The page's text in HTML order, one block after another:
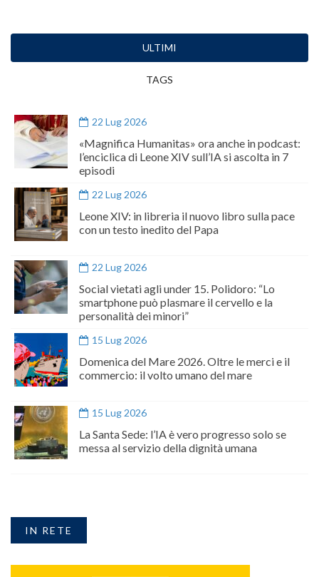
ULTIMI
TAGS
22 Lug 2026
«Magnifica Humanitas» ora anche in podcast:
l’enciclica di Leone XIV sull’IA si ascolta in 7
episodi
22 Lug 2026
Leone XIV: in libreria il nuovo libro sulla pace
con un testo inedito del Papa
22 Lug 2026
Social vietati agli under 15. Polidoro: “Lo
smartphone può plasmare il cervello e la
personalità dei minori”
15 Lug 2026
Domenica del Mare 2026. Oltre le merci e il
commercio: il volto umano del mare
15 Lug 2026
La Santa Sede: l’IA è vero progresso solo se
messa al servizio della dignità umana
IN RETE